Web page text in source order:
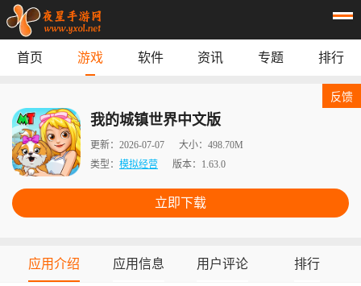
专题 榜单
首页 游戏 软件 资讯 专题 排行
我的城镇世界中文版
更新： 2026-07-07 大小： 498.70M
类型： 模拟经营 版本： 1.63.0
立即下载
反馈
应用介绍 应用信息 用户评论 排行